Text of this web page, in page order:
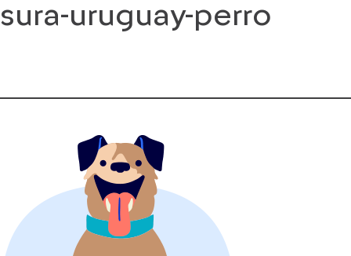
Saltar
al
sura-uruguay-perro